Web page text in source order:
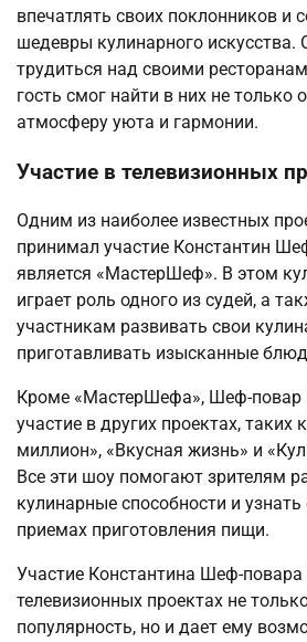
впечатлять своих поклонников и
шедевры кулинарного искусства.
трудиться над своими
гость смог найти в них не только
атмосферу уюта и гармонии.
Участие в телевизионных
Одним из наиболее известных
принимал участие Константин
является «МастерШеф». В этом
играет роль одного из судей, а
участникам развивать свои
приготавливать изысканные
Кроме «МастерШефа», Шеф-повар
участие в других проектах, таких
миллион», «Вкусная жизнь» и
Все эти шоу помогают зрителям
кулинарные способности и
приемах приготовления пищи.
Участие Константина Шеф-
телевизионных проектах не
популярность, но и дает ему